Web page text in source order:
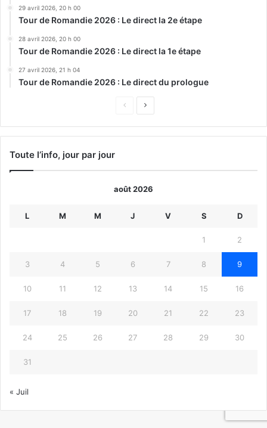
29 avril 2026, 20 h 00
Tour de Romandie 2026 : Le direct la 2e étape
28 avril 2026, 20 h 00
Tour de Romandie 2026 : Le direct la 1e étape
27 avril 2026, 21 h 04
Tour de Romandie 2026 : Le direct du prologue
Page
Page
Toute l’info, jour par jour
août 2026
L M M J V S D
1 2
3 4 5 6 7 8 9
10 11 12 13 14 15 16
17 18 19 20 21 22 23
24 25 26 27 28 29 30
31
« Juil